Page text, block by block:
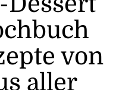
von
aller